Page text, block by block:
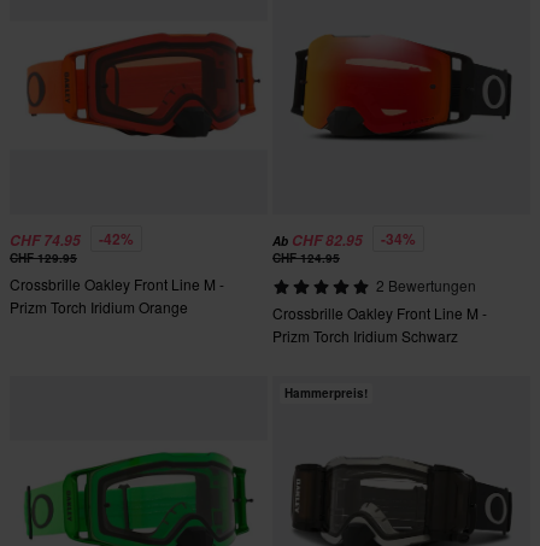
CHF 74.95 -42%
CHF 129.95
Crossbrille Oakley Front Line M -
Prizm Torch Iridium Orange
Ab CHF 82.95 -34%
CHF 124.95
2 Bewertungen
Crossbrille Oakley Front Line M -
Prizm Torch Iridium Schwarz
Hammerpreis!